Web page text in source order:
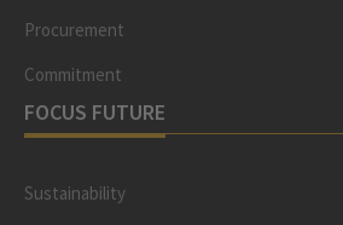
Procurement
Commitment
FOCUS FUTURE
Sustainability